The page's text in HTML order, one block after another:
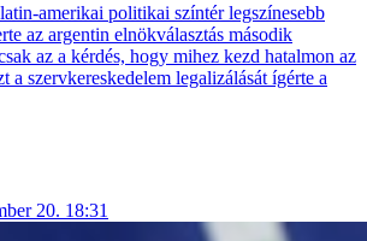
amerikai politikai színtér legszínesebb
az argentin elnökválasztás második
az a kérdés, hogy mihez kezd hatalmon az
a szervkereskedelem legalizálását ígérte a
20. 18:31